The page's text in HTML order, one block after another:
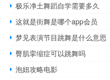
极乐净土舞蹈自学需要多久
这就是街舞是哪个app会员
梦见表演节目跳舞是什么意思
臀肌挛缩症可以跳舞吗
泡妞攻略电影